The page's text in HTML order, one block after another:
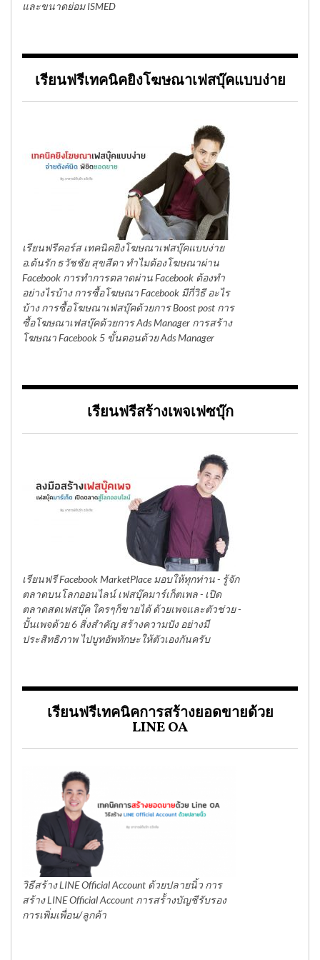
และขนาดย่อม ISMED
เรียนฟรีเทคนิคยิงโฆษณาเฟสบุ๊คแบบง่าย
เรียนฟรีคอร์ส เทคนิคยิงโฆษณาเฟสบุ๊คแบบง่าย
อ.ต้นรัก ธวัชชัย สุขสีดา ทำไมต้องโฆษณาผ่าน
Facebook การทำการตลาดผ่าน Facebook ต้องทำ
อย่างไรบ้าง การซื้อโฆษณา Facebook มีกี่วิธี อะไร
บ้าง การซื้อโฆษณาเฟสบุ๊คด้วยการ Boost post การ
ซื้อโฆษณาเฟสบุ๊คด้วยการ Ads Manager การสร้าง
โฆษณา Facebook 5 ขั้นตอนด้วย Ads Manager
เรียนฟรีสร้างเพจเฟซบุ๊ก
เรียนฟรี Facebook MarketPlace มอบให้ทุกท่าน - รู้จัก
ตลาดบนโลกออนไลน์ เฟสบุ๊คมาร์เก็ตเพล - เปิด
ตลาดสดเฟสบุ๊ค ใครๆก็ขายได้ ด้วยเพจและตัวช่วย -
ปั้นเพจด้วย 6 สิ่งสำคัญ สร้างความปัง อย่างมี
ประสิทธิภาพ ไปบูทอัพทักษะให้ตัวเองกันครับ
เรียนฟรีเทคนิคการสร้างยอดขายด้วย
LINE OA
วิธีสร้าง LINE Official Account ด้วยปลายนิ้ว การ
สร้าง LINE Official Account การสร้้างบัญชีรับรอง
การเพิ่มเพื่อน/ลูกค้า